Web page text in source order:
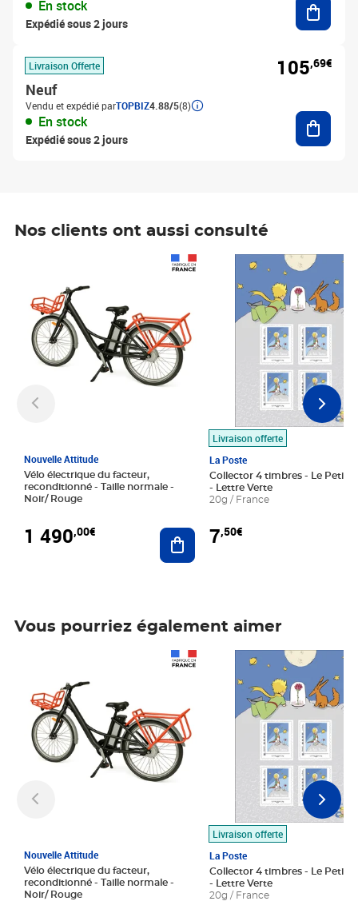
En stock
Expédié sous 2 jours
Livraison Offerte
Neuf
Vendu et expédié parTOPBIZ4.88/5(8)
En stock
Expédié sous 2 jours
105,69€
Nos clients ont aussi consulté
Nouvelle Attitude
Vélo électrique du facteur,
reconditionné - Taille normale -
Noir/ Rouge
1 490,00€ Ajouter au panier
Livraison offerte
La Poste
Collector 4 timbres - Le Petit
- Lettre Verte
20g / France
7,50€
Prix 7,50€
Vous pourriez également aimer
Nouvelle Attitude
Vélo électrique du facteur,
reconditionné - Taille normale -
Noir/ Rouge
Livraison offerte
La Poste
Collector 4 timbres - Le Petit
- Lettre Verte
20g / France
Prix 7,50€